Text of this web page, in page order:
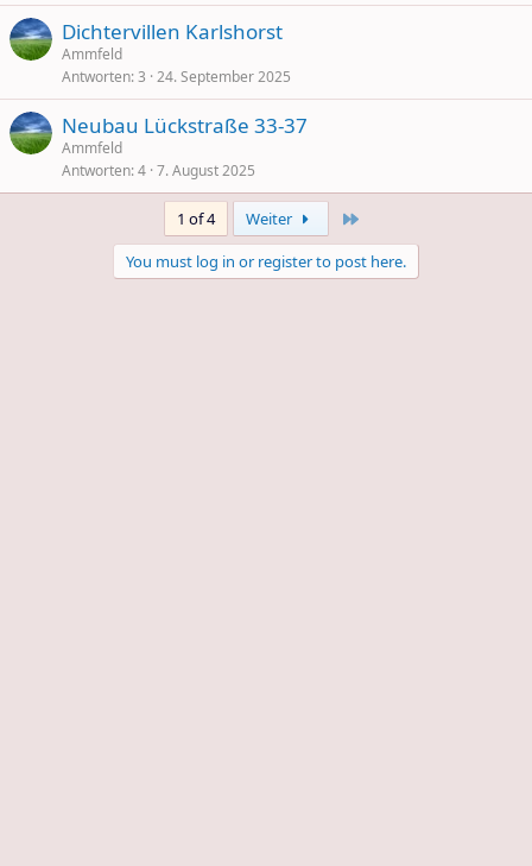
Dichtervillen Karlshorst
Ammfeld
Antworten 3 24. September 2025
Neubau Lückstraße 33-37
Ammfeld
Antworten 4 7. August 2025
1 of 4 Weiter
You must log in or register to post here.